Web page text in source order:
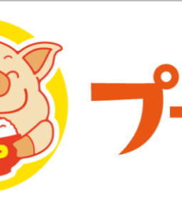
の満腹日記 |
面)のランチ＆